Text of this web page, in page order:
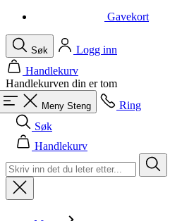
Handlekurven din er tom
Meny Steng
Søk
Handlekurv
Menn
Alle i kategorien Menn